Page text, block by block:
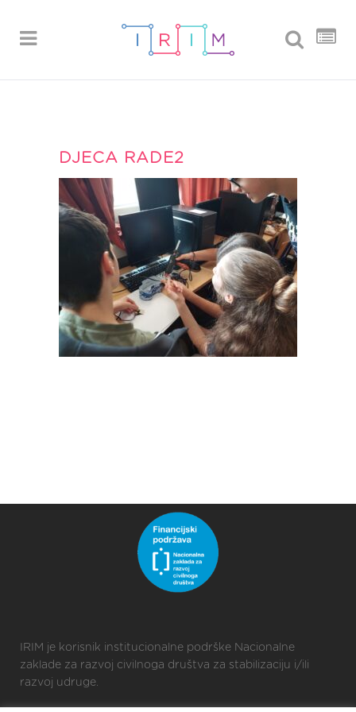
DJECA RADE2
IRIM je korisnik institucionalne podrške Nacionalne
zaklade za razvoj civilnoga društva za stabilizaciju i/ili
razvoj udruge.